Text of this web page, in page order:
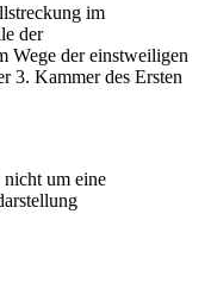
im
der
Wege der einstweiligen
3. Kammer des Ersten
um eine